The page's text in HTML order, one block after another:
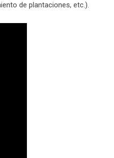
de plantaciones, etc.).